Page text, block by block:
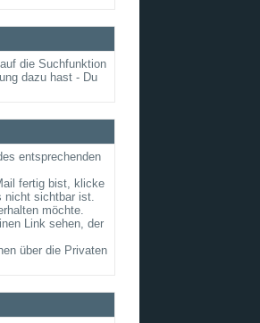
die Suchfunktion
dazu hast - Du
entsprechenden
fertig bist, klicke
nicht sichtbar ist.
möchte.
Link sehen, der
über die Privaten